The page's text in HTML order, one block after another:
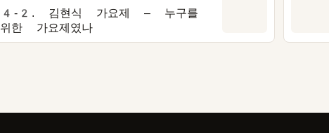
4-2. 김현식 가요제 – 누구를
위한 가요제였나